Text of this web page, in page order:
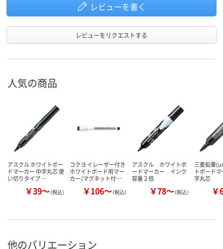
レビューを書く
レビューをリクエストする
人気の商品
アスクル ホワイトボー
ドマーカー 中字丸芯 使
い切りタイプ …
￥39～（税込）
コクヨ イレーザー付き
ホワイトボード用マー
カー（マグネット付…
￥106～（税込）
アスクル ホワイトボ
ードマーカー インク
容量２倍
￥78～（税込）
三菱鉛筆
トボード
字丸芯
￥
他のバリエーション